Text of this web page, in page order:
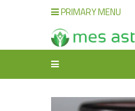
PRIMARY MENU